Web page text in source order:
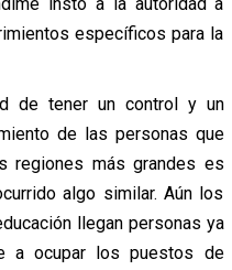
específicos para la
de tener un control y un
de las personas que
regiones más grandes es
algo similar. Aún los
llegan personas ya
a ocupar los puestos de